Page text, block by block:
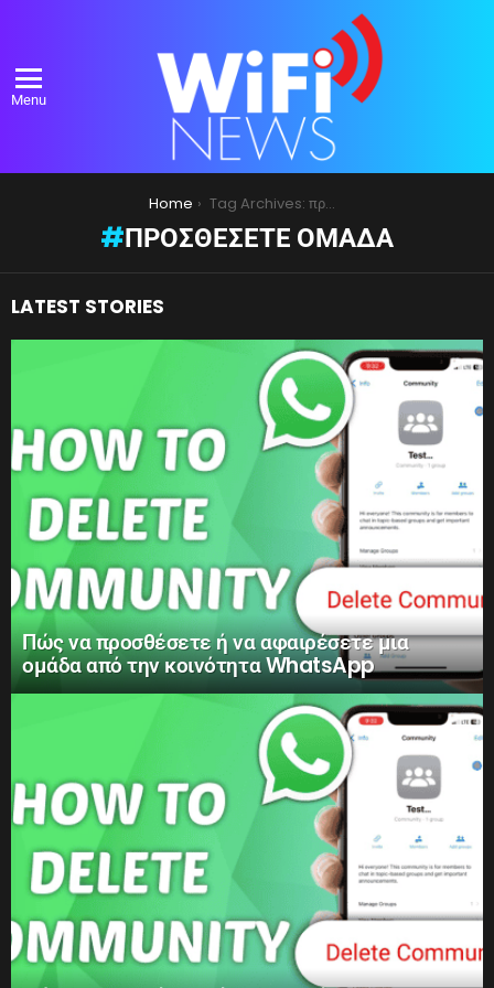
Menu
Home Tag Archives: προσθέσετε ομάδα
ΠΡΟΣΘΈΣΕΤΕ ΟΜΆΔΑ
LATEST STORIES
Πώς να προσθέσετε ή να αφαιρέσετε μια
ομάδα από την κοινότητα WhatsApp